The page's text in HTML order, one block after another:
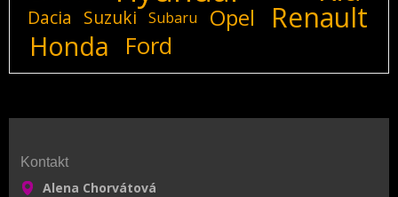
Dacia Suzuki Subaru Opel Renault
Honda Ford
Kontakt
Alena Chorvátová